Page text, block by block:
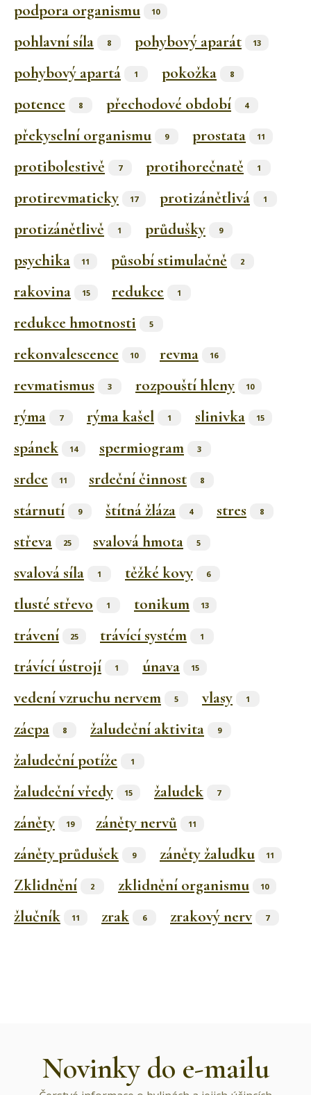
podpora organismu 10
pohlavní síla 8 pohybový aparát 13
pohybový apartá 1 pokožka 8
potence 8 přechodové období 4
překyselní organismu 9 prostata 11
protibolestivě 7 protihorečnatě 1
protirevmaticky 17 protizánětlivá 1
protizánětlivě 1 průdušky 9
psychika 11 působí stimulačně 2
rakovina 15 redukce 1
redukce hmotnosti 5
rekonvalescence 10 revma 16
revmatismus 3 rozpouští hleny 10
rýma 7 rýma kašel 1 slinivka 15
spánek 14 spermiogram 3
srdce 11 srdeční činnost 8
stárnutí 9 štítná žláza 4 stres 8
střeva 25 svalová hmota 5
svalová síla 1 těžké kovy 6
tlusté střevo 1 tonikum 13
trávení 25 trávící systém 1
trávící ústrojí 1 únava 15
vedení vzruchu nervem 5 vlasy 1
zácpa 8 žaludeční aktivita 9
žaludeční potíže 1
žaludeční vředy 15 žaludek 7
záněty 19 záněty nervů 11
záněty průdušek 9 záněty žaludku 11
Zklidnění 2 zklidnění organismu 10
žlučník 11 zrak 6 zrakový nerv 7
Novinky do e-mailu